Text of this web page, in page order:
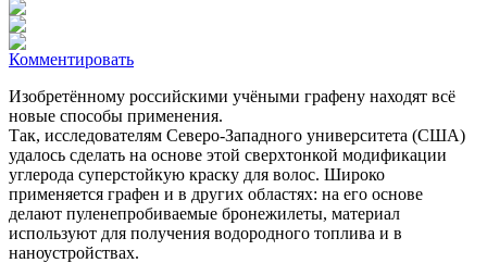
Комментировать
Изобретённому российскими учёными графену находят всё
новые способы применения.
Так, исследователям Северо-Западного университета (США)
удалось сделать на основе этой сверхтонкой модификации
углерода суперстойкую краску для волос. Широко
применяется графен и в других областях: на его основе
делают пуленепробиваемые бронежилеты, материал
используют для получения водородного топлива и в
наноустройствах.